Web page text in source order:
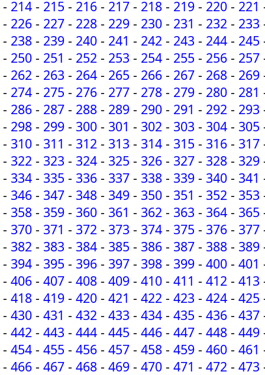
- 214 - 215 - 216 - 217 - 218 - 219 - 220 - 221
- 226 - 227 - 228 - 229 - 230 - 231 - 232 - 233
- 238 - 239 - 240 - 241 - 242 - 243 - 244 - 245
- 250 - 251 - 252 - 253 - 254 - 255 - 256 - 257
- 262 - 263 - 264 - 265 - 266 - 267 - 268 - 269
- 274 - 275 - 276 - 277 - 278 - 279 - 280 - 281
- 286 - 287 - 288 - 289 - 290 - 291 - 292 - 293
- 298 - 299 - 300 - 301 - 302 - 303 - 304 - 305
- 310 - 311 - 312 - 313 - 314 - 315 - 316 - 317
- 322 - 323 - 324 - 325 - 326 - 327 - 328 - 329
- 334 - 335 - 336 - 337 - 338 - 339 - 340 - 341
- 346 - 347 - 348 - 349 - 350 - 351 - 352 - 353
- 358 - 359 - 360 - 361 - 362 - 363 - 364 - 365
- 370 - 371 - 372 - 373 - 374 - 375 - 376 - 377
- 382 - 383 - 384 - 385 - 386 - 387 - 388 - 389
- 394 - 395 - 396 - 397 - 398 - 399 - 400 - 401
- 406 - 407 - 408 - 409 - 410 - 411 - 412 - 413
- 418 - 419 - 420 - 421 - 422 - 423 - 424 - 425
- 430 - 431 - 432 - 433 - 434 - 435 - 436 - 437
- 442 - 443 - 444 - 445 - 446 - 447 - 448 - 449
- 454 - 455 - 456 - 457 - 458 - 459 - 460 - 461
- 466 - 467 - 468 - 469 - 470 - 471 - 472 - 473